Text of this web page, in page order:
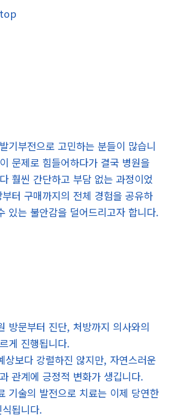
기부전으로 고민하는 분들이 많습니
문제로 힘들어하다가 결국 병원을
훨씬 간단하고 부담 없는 과정이었
터 구매까지의 전체 경험을 공유하
있는 불안감을 덜어드리고자 합니다.
방문부터 진단, 처방까지 의사와의
게 진행됩니다.
상보다 강렬하진 않지만, 자연스러운
관계에 긍정적 변화가 생깁니다.
기술의 발전으로 치료는 이제 당연한
됩니다.